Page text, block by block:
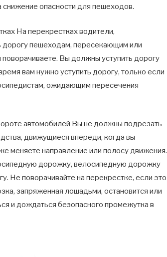
снижение опасности для пешеходов.
На перекрестках водители,
дорогу пешеходам, пересекающим или
Вы должны уступить дорогу
вам нужно уступить дорогу, только если
ожидающим пересечения
автомобилей Вы не должны подрезать
движущиеся впереди, когда вы
меняете направление или полосу движения.
дорожку, велосипедную дорожку
Не поворачивайте на перекрестке, если это
запряженная лошадьми, остановится или
и дождаться безопасного промежутка в